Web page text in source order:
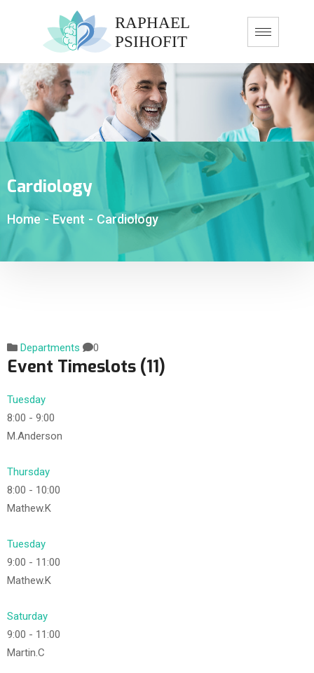
Cardiology
Home - Event - Cardiology
Departments 0
Event Timeslots (11)
Tuesday
8:00 - 9:00
M.Anderson
Thursday
8:00 - 10:00
Mathew.K
Tuesday
9:00 - 11:00
Mathew.K
Saturday
9:00 - 11:00
Martin.C